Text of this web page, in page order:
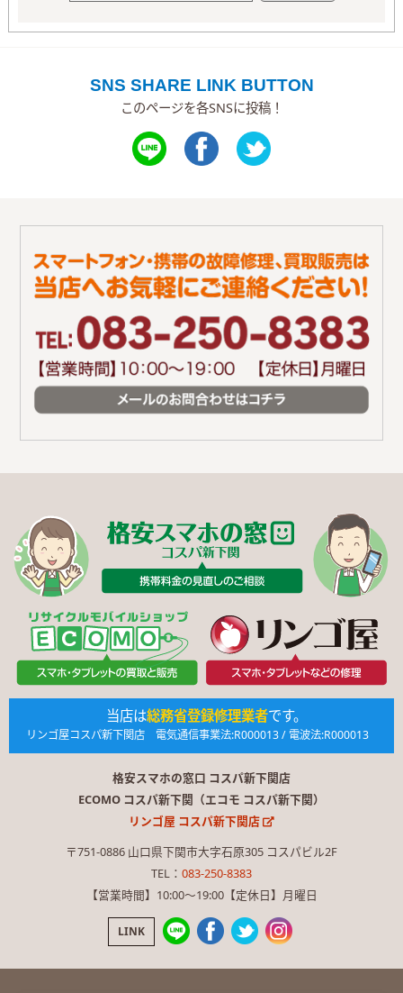
SNS SHARE LINK BUTTON
このページを各SNSに投稿！
当店は総務省登録修理業者です。
リンゴ屋コスパ新下関店 電気通信事業法:R000013 / 電波法:R000013
格安スマホの窓口 コスパ新下関店
ECOMO コスパ新下関（エコモ コスパ新下関）
リンゴ屋 コスパ新下関店
〒751-0886 山口県下関市大字石原305 コスパビル2F
TEL： 083-250-8383
【営業時間】10:00〜19:00【定休日】月曜日
LINK